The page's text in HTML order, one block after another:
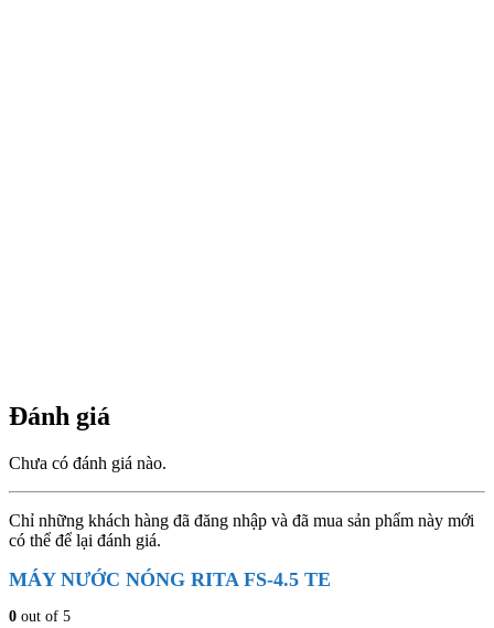
Đánh giá
Chưa có đánh giá nào.
Chỉ những khách hàng đã đăng nhập và đã mua sản phẩm này mới
có thể để lại đánh giá.
MÁY NƯỚC NÓNG RITA FS-4.5 TE
0 out of 5